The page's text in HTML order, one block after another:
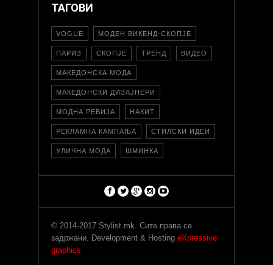
ТАГОВИ
VOGUE МОДЕН ВИКЕНД-СКОПЈЕ
ПАРИЗ СКОПЈЕ ТРЕНД ВИДЕО
МАКЕДОНСКА МОДА
МАКЕДОНСКИ ДИЗАЈНЕРИ
МОДНА РЕВИЈА НАКИТ
РЕКЛАМНА КАМПАЊА СТИЛСКИ ИДЕИ
УЛИЧНА МОДА ШМИНКА
© 2014-2017 Stylist.mk. Сите права се
задржани. Development & Hosting eXpressive
graphics